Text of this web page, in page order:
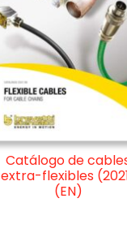
Catálogo de
extra-flexibles
(EN)